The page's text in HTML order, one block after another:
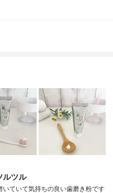
ルツル
ていて気持ちの良い歯磨き粉です